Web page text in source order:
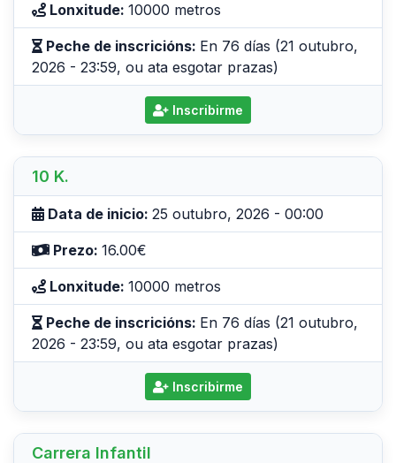
Lonxitude: 10000 metros
Peche de inscricións: En 76 días (21 outubro,
2026 - 23:59, ou ata esgotar prazas)
Inscribirme
10 K.
Data de inicio: 25 outubro, 2026 - 00:00
Prezo: 16.00€
Lonxitude: 10000 metros
Peche de inscricións: En 76 días (21 outubro,
2026 - 23:59, ou ata esgotar prazas)
Inscribirme
Carrera Infantil